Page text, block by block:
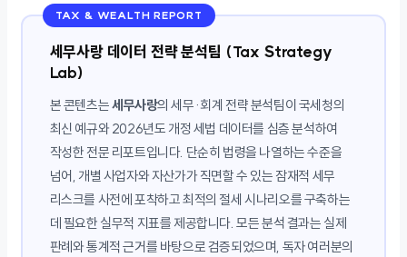
TAX & WEALTH REPORT
세무사랑 데이터 전략 분석팀 (Tax Strategy
Lab)
본 콘텐츠는세무사랑의 세무·회계 전략 분석팀이 국세청의
최신 예규와 2026년도 개정 세법 데이터를 심층 분석하여
작성한 전문 리포트입니다. 단순히 법령을 나열하는 수준을
넘어, 개별 사업자와 자산가가 직면할 수 있는 잠재적 세무
리스크를 사전에 포착하고 최적의 절세 시나리오를 구축하는
데 필요한 실무적 지표를 제공합니다. 모든 분석 결과는 실제
판례와 통계적 근거를 바탕으로 검증되었으며, 독자 여러분의